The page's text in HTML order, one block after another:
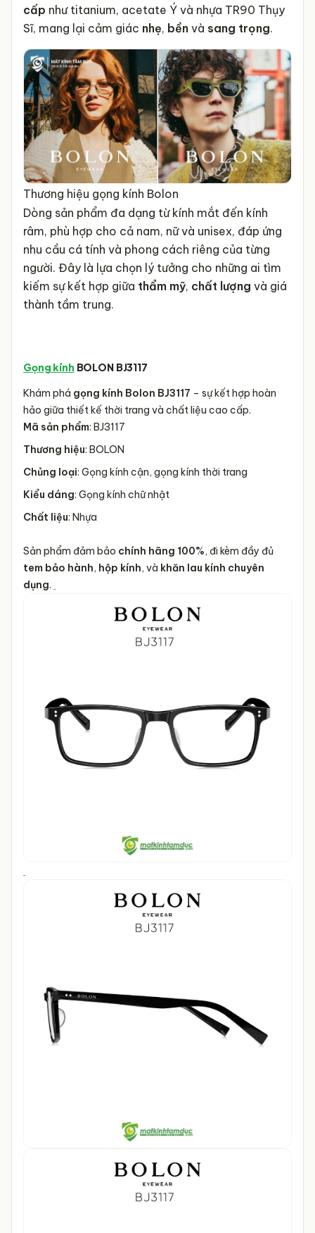
cấp như titanium, acetate Ý và nhựa TR90 Thụy
Sĩ, mang lại cảm giác nhẹ, bền và sang trọng.
Thương hiệu gọng kính Bolon
Dòng sản phẩm đa dạng từ kính mắt đến kính
râm, phù hợp cho cả nam, nữ và unisex, đáp ứng
nhu cầu cá tính và phong cách riêng của từng
người. Đây là lựa chọn lý tưởng cho những ai tìm
kiếm sự kết hợp giữa thẩm mỹ, chất lượng và giá
thành tầm trung.
Gọng kính BOLON BJ3117
Khám phá gọng kính Bolon BJ3117 – sự kết hợp hoàn
hảo giữa thiết kế thời trang và chất liệu cao cấp.
Mã sản phẩm: BJ3117
Thương hiệu: BOLON
Chủng loại: Gọng kính cận, gọng kính thời trang
Kiểu dáng: Gọng kính chữ nhật
Chất liệu: Nhựa
Sản phẩm đảm bảo chính hãng 100%, đi kèm đầy đủ
tem bảo hành, hộp kính, và khăn lau kính chuyên
dụng.